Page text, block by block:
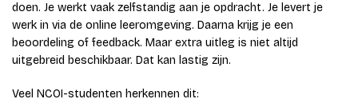
doen. Je werkt vaak zelfstandig aan je opdracht. Je levert je
werk in via de online leeromgeving. Daarna krijg je een
beoordeling of feedback. Maar extra uitleg is niet altijd
uitgebreid beschikbaar. Dat kan lastig zijn.
Veel NCOI-studenten herkennen dit: